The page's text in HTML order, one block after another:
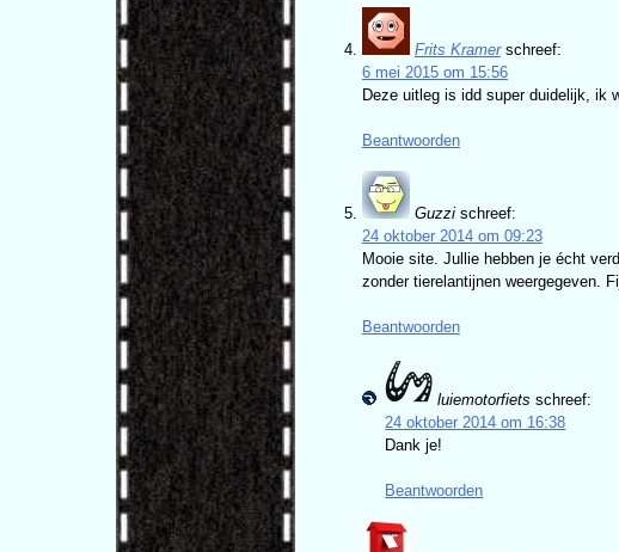
Frits Kramer schreef:
6 mei 2015 om 15:56
Deze uitleg is idd super duidelijk, ik
Beantwoorden
Guzzi schreef:
24 oktober 2014 om 09:23
Mooie site. Jullie hebben je écht
zonder tierelantijnen weergegeven.
Beantwoorden
luiemotorfiets schreef:
24 oktober 2014 om 16:38
Dank je!
Beantwoorden